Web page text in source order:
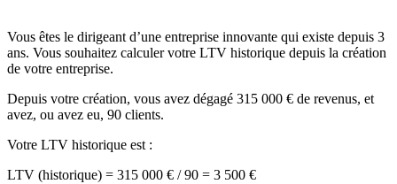
Vous êtes le dirigeant d’une entreprise innovante qui existe depuis 3
ans. Vous souhaitez calculer votre LTV historique depuis la création
de votre entreprise.
Depuis votre création, vous avez dégagé 315 000 € de revenus, et
avez, ou avez eu, 90 clients.
Votre LTV historique est :
LTV (historique) = 315 000 € / 90 = 3 500 €